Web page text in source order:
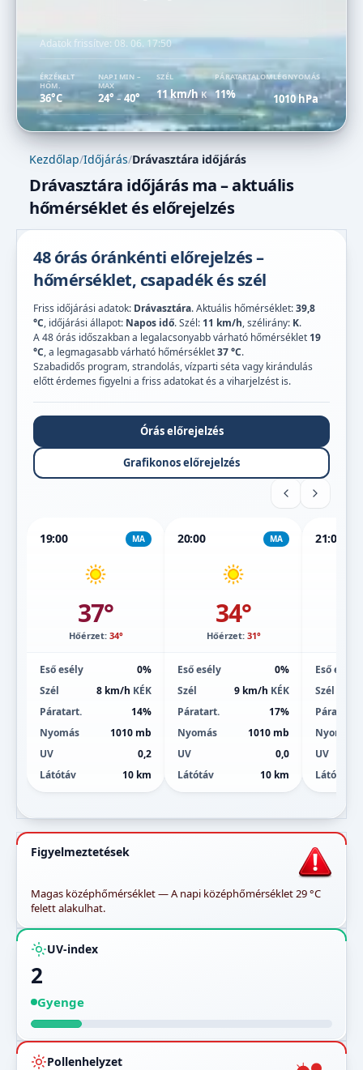
Adatok frissítve: 08. 06. 17:50
ÉRZÉKELT
HŐM.
36°C
NAPI MIN –
MAX
24° –40°
SZÉL
11 km/hK
PÁRATARTALOM
11%
LÉGNYOMÁS
1010 hPa
Kezdőlap/Időjárás/Drávasztára időjárás
Drávasztára időjárás ma – aktuális
hőmérséklet és előrejelzés
48 órás óránkénti előrejelzés –
hőmérséklet, csapadék és szél
Friss időjárási adatok: Drávasztára. Aktuális hőmérséklet:39,8
°C, időjárási állapot: Napos idő. Szél: 11 km/h, szélirány: K.
A 48 órás időszakban a legalacsonyabb várható hőmérséklet 19
°C, a legmagasabb várható hőmérséklet37 °C.
Szabadidős program, strandolás, vízparti séta vagy kirándulás
előtt érdemes figyelni a friss adatokat és a viharjelzést is.
Órás előrejelzés
Grafikonos előrejelzés
19:00 MA
37°
Hőérzet: 34°
Eső esély
0%
Szél
8 km/h KÉK
Páratart.
14%
Nyomás
1010 mb
UV
0,2
Látótáv
10 km
20:00 MA
34°
Hőérzet: 31°
Eső esély
0%
Szél
9 km/h KÉK
Páratart.
17%
Nyomás
1010 mb
UV
0,0
Látótáv
10 km
21:00
Eső esély
Szél
Páratart.
Nyomás
UV
Látótáv
Figyelmeztetések
Magas középhőmérséklet — A napi középhőmérséklet 29 °C
felett alakulhat.
UV-index
2
Gyenge
Pollenhelyzet